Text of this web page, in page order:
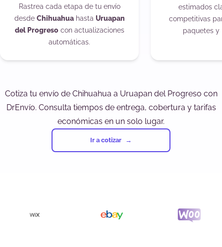
Rastrea cada etapa de tu envío
desde Chihuahuahasta Uruapan
del Progresocon actualizaciones
automáticas.
estimados
competitivas
paquetes y
Cotiza tu envío de Chihuahua a Uruapan del Progreso con
DrEnvío. Consulta tiempos de entrega, cobertura y tarifas
económicas en un solo lugar.
Ir a cotizar